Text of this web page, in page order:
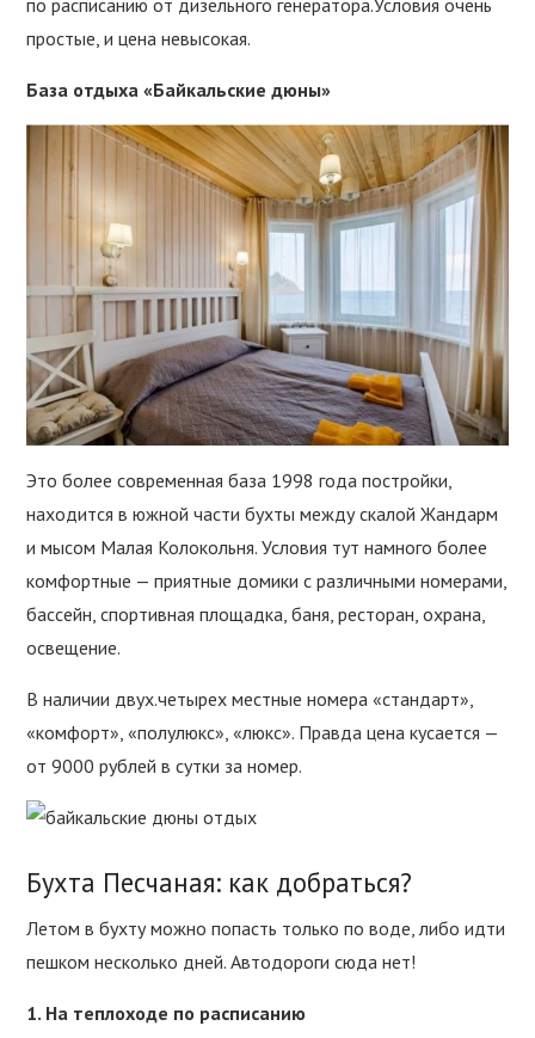
простые, и цена невысокая.
База отдыха «Байкальские дюны»
Это более современная база 1998 года постройки,
находится в южной части бухты между скалой Жандарм
и мысом Малая Колокольня. Условия тут намного более
комфортные — приятные домики с различными номерами,
бассейн, спортивная площадка, баня, ресторан, охрана,
освещение.
В наличии двух.четырех местные номера «стандарт»,
«комфорт», «полулюкс», «люкс». Правда цена кусается —
от 9000 рублей в сутки за номер.
Бухта Песчаная: как добраться?
Летом в бухту можно попасть только по воде, либо идти
пешком несколько дней. Автодороги сюда нет!
1. На теплоходе по расписанию